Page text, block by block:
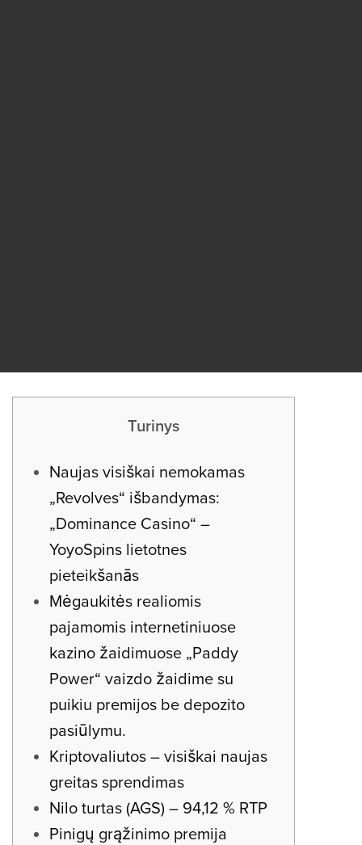
Turinys
Naujas visiškai nemokamas
„Revolves“ išbandymas:
„Dominance Casino“ –
YoyoSpins lietotnes
pieteikšanās
Mėgaukitės realiomis
pajamomis internetiniuose
kazino žaidimuose „Paddy
Power“ vaizdo žaidime su
puikiu premijos be depozito
pasiūlymu.
Kriptovaliutos – visiškai naujas
greitas sprendimas
Nilo turtas (AGS) – 94,12 % RTP
Pinigų grąžinimo premija